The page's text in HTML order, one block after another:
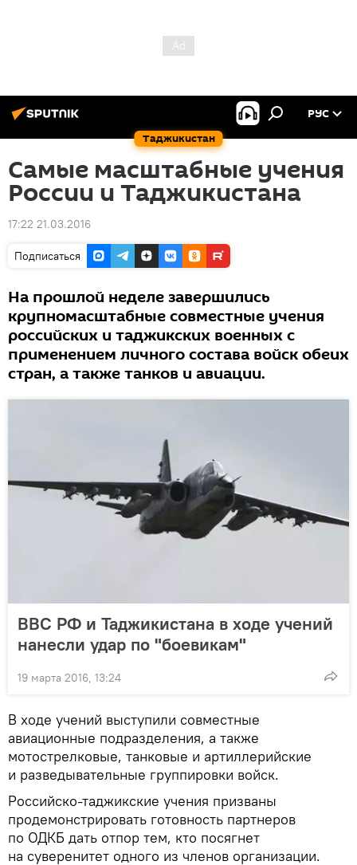
Таджикистан
РУС
Самые масштабные учения
России и Таджикистана
17:22 21.03.2016
Подписаться
На прошлой неделе завершились
крупномасштабные совместные учения
российских и таджикских военных с
применением личного состава войск обеих
стран, а также танков и авиации.
ВВС РФ и Таджикистана в ходе учений
нанесли удар по "боевикам"
19 марта 2016, 13:24
В ходе учений выступили совместные
авиационные подразделения, а также
мотострелковые, танковые и артиллерийские
и разведывательные группировки войск.
Российско-таджикские учения призваны
продемонстрировать готовность партнеров
по ОДКБ дать отпор тем, кто посягнет
на суверенитет одного из членов организации.